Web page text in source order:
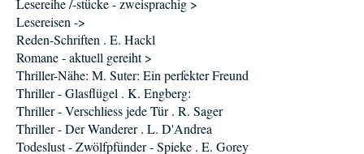
Lesereihe /-stücke - zweisprachig >
Lesereisen ->
Reden-Schriften . E. Hackl
Romane - aktuell gereiht >
Thriller-Nähe: M. Suter: Ein perfekter Freund
Thriller - Glasflügel . K. Engberg:
Thriller - Verschliess jede Tür . R. Sager
Thriller - Der Wanderer . L. D'Andrea
Todeslust - Zwölfpfünder - Spieke . E. Gorey